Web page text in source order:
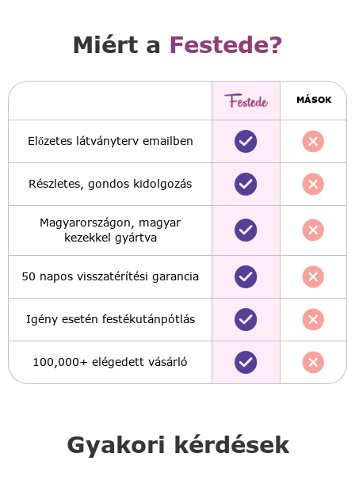
Gyakori kérdések
Miért a Festede?
MÁSOK
Előzetes látványterv emailben
Részletes, gondos kidolgozás
Magyarországon, magyar
kezekkel gyártva
50 napos visszatérítési garancia
Igény esetén festékutánpótlás
100,000+ elégedett vásárló